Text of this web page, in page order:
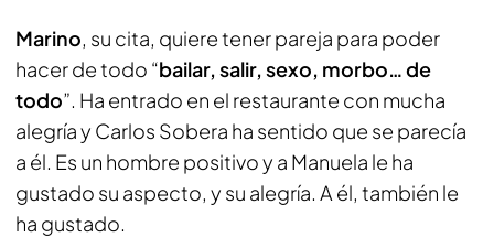
Marino, su cita, quiere tener pareja para poder
hacer de todo “bailar, salir, sexo, morbo… de
todo”. Ha entrado en el restaurante con mucha
alegría y Carlos Sobera ha sentido que se parecía
a él. Es un hombre positivo y a Manuela le ha
gustado su aspecto, y su alegría. A él, también le
ha gustado.